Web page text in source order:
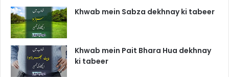
Khwab mein Sabza dekhnay ki tabeer
Khwab mein Pait Bhara Hua dekhnay
ki tabeer